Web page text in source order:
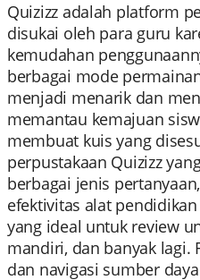
Quizizz adalah platform
disukai oleh para guru
kemudahan
berbagai mode
menjadi menarik dan
memantau kemajuan
membuat kuis yang
perpustakaan Quizizz
berbagai jenis
efektivitas alat
yang ideal untuk review
mandiri, dan banyak lagi.
dan navigasi sumber